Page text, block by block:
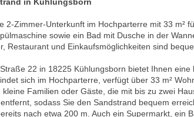
2-Zimmer-Unterkunft im Hochparterre mit 33 m²
sowie ein Bad mit Dusche in der
Restaurant und Einkaufsmöglichkeiten sind
22 in 18225 Kühlungsborn bietet Ihnen
sich im Hochparterre, verfügt über 33 m²
Familien oder Gäste, die mit bis zu zwei
sodass Sie den Sandstrand bequem
nach etwa 200 m. Auch ein Supermarkt, ein